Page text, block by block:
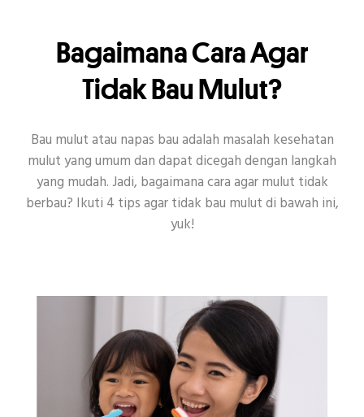
Bagaimana Cara Agar
Tidak Bau Mulut?
Bau mulut atau napas bau adalah masalah kesehatan
mulut yang umum dan dapat dicegah dengan langkah
yang mudah. Jadi, bagaimana cara agar mulut tidak
berbau? Ikuti 4 tips agar tidak bau mulut di bawah ini,
yuk!